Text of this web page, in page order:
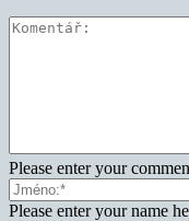
Please enter your
Please enter your name